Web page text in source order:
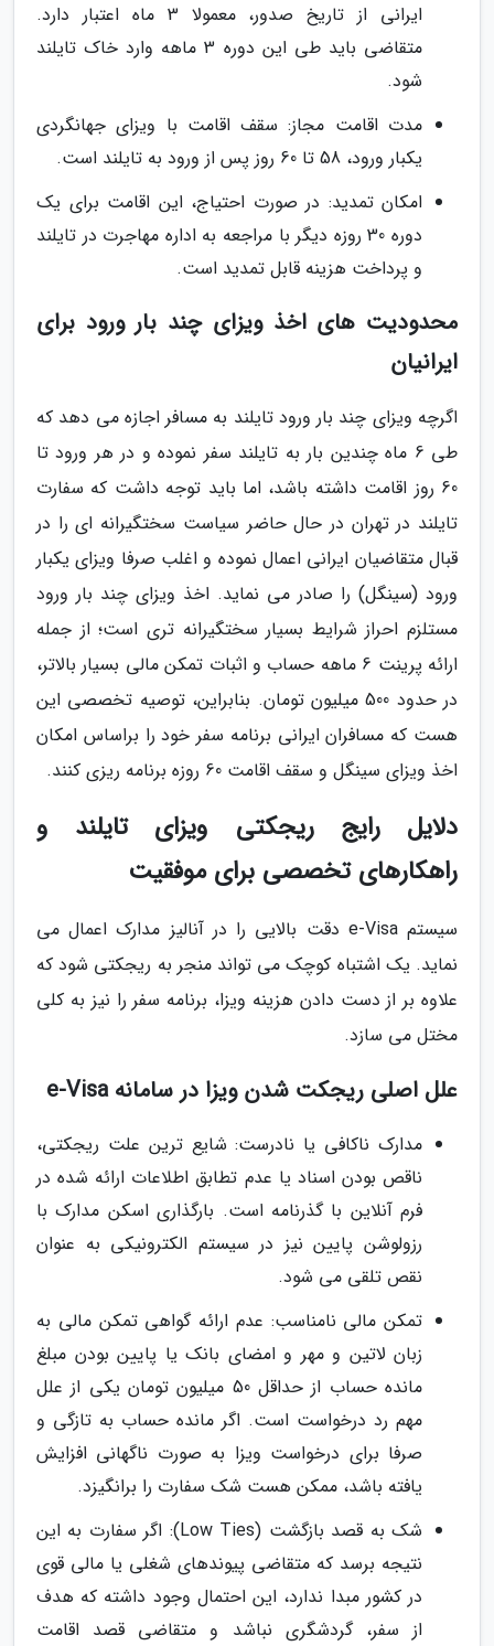
ایرانی از تاریخ صدور، معمولا 3 ماه اعتبار دارد.
متقاضی باید طی این دوره 3 ماهه وارد خاک تایلند
شود.
مدت اقامت مجاز: سقف اقامت با ویزای جهانگردی
یکبار ورود، 58 تا 60 روز پس از ورود به تایلند است.
امکان تمدید: در صورت احتیاج، این اقامت برای یک
دوره 30 روزه دیگر با مراجعه به اداره مهاجرت در تایلند
و پرداخت هزینه قابل تمدید است.
محدودیت های اخذ ویزای چند بار ورود برای
ایرانیان
اگرچه ویزای چند بار ورود تایلند به مسافر اجازه می دهد که
طی 6 ماه چندین بار به تایلند سفر نموده و در هر ورود تا
60 روز اقامت داشته باشد، اما باید توجه داشت که سفارت
تایلند در تهران در حال حاضر سیاست سختگیرانه ای را در
قبال متقاضیان ایرانی اعمال نموده و اغلب صرفا ویزای یکبار
ورود (سینگل) را صادر می نماید. اخذ ویزای چند بار ورود
مستلزم احراز شرایط بسیار سختگیرانه تری است؛ از جمله
ارائه پرینت 6 ماهه حساب و اثبات تمکن مالی بسیار بالاتر،
در حدود 500 میلیون تومان. بنابراین، توصیه تخصصی این
هست که مسافران ایرانی برنامه سفر خود را براساس امکان
اخذ ویزای سینگل و سقف اقامت 60 روزه برنامه ریزی کنند.
دلایل رایج ریجکتی ویزای تایلند و
راهکارهای تخصصی برای موفقیت
سیستم e-Visa دقت بالایی را در آنالیز مدارک اعمال می
نماید. یک اشتباه کوچک می تواند منجر به ریجکتی شود که
علاوه بر از دست دادن هزینه ویزا، برنامه سفر را نیز به کلی
مختل می سازد.
علل اصلی ریجکت شدن ویزا در سامانه e-Visa
مدارک ناکافی یا نادرست: شایع ترین علت ریجکتی،
ناقص بودن اسناد یا عدم تطابق اطلاعات ارائه شده در
فرم آنلاین با گذرنامه است. بارگذاری اسکن مدارک با
رزولوشن پایین نیز در سیستم الکترونیکی به عنوان
نقص تلقی می شود.
تمکن مالی نامناسب: عدم ارائه گواهی تمکن مالی به
زبان لاتین و مهر و امضای بانک یا پایین بودن مبلغ
مانده حساب از حداقل 50 میلیون تومان یکی از علل
مهم رد درخواست است. اگر مانده حساب به تازگی و
صرفا برای درخواست ویزا به صورت ناگهانی افزایش
یافته باشد، ممکن هست شک سفارت را برانگیزد.
شک به قصد بازگشت (Low Ties): اگر سفارت به این
نتیجه برسد که متقاضی پیوندهای شغلی یا مالی قوی
در کشور مبدا ندارد، این احتمال وجود داشته که هدف
از سفر، گردشگری نباشد و متقاضی قصد اقامت